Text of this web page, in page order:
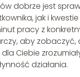
dobrze jest
jak i
pracy z
aby zobaczyć,
Ciebie
działania.